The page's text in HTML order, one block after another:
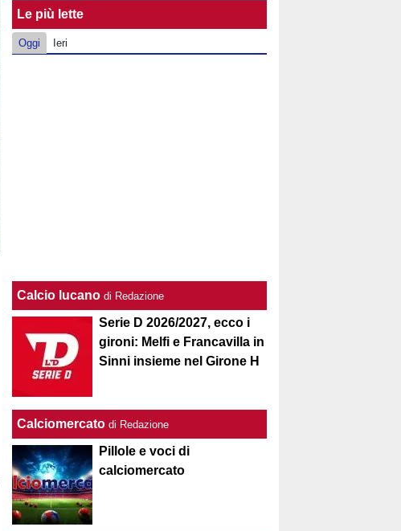
Le più lette
Oggi Ieri
Calcio lucanodi Redazione
Serie D 2026/2027, ecco i
gironi: Melfi e Francavilla in
Sinni insieme nel Girone H
Calciomercato di Redazione
Pillole e voci di
calciomercato